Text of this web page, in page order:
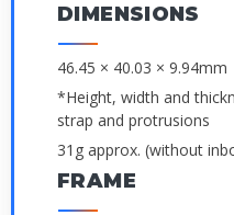
DIMENSIONS
46.45 × 40.03 × 9.94mm
*Height, width and
strap and protrusions
31g approx. (without
FRAME